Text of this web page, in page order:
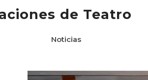
de Teatro
Noticias